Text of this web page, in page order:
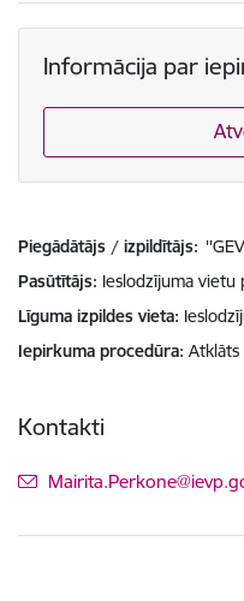
Informācija par
Piegādātājs / izpildītājs:
Pasūtītājs Ieslodzījuma vietu
Līguma izpildes vieta
Iepirkuma procedūra Atklāts
Kontakti
E-pasts: